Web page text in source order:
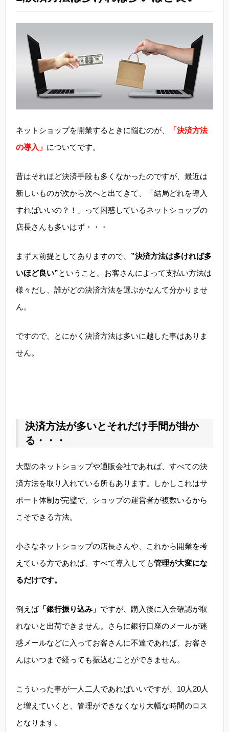
ネットショップを開業するときに悩むのが、
「決済方法
の導入」 についてです。
昔はそれほど決済手段も多くなかったのですが、最近は
新しいものが次から次へと出てきて、「結局どれを導入
すればいいの？！」って困惑しているネットショップの
店長さんも多いはず・・・
まず大前提としてありますので、 ”決済方法は多ければ多
いほど良い”ということ。お客さんによって支払い方法は
様々だし、誰がどの決済方法を選ぶかなんて分かりませ
ん。
ですので、とにかく決済方法は多いに越した事はありま
せん。
決済方法が多いとそれだけ手間が掛か
る・・・
大型のネットショップや通販会社であれば、すべての決
済方法を取り入れている所もあります。しかしこれはサ
ポート体制が完璧で、ショップの運営者が複数いるから
こそできる方法。
小さなネットショップの店長さんや、これから開業を考
えている方であれば、すべて導入しても管理が大変にな
るだけです。
例えば「銀行振り込み」 ですが、購入後に入金確認が取
れないと出荷できません。さらに銀行口座のメールが迷
惑メールなどに入ってお客さんに不達であれば、お客さ
んはいつまで経っても振込むことができません。
こういった事が一人二人であればいいですが、10人20人
と増えていくと、管理ができなくなり大幅な時間のロス
となります。